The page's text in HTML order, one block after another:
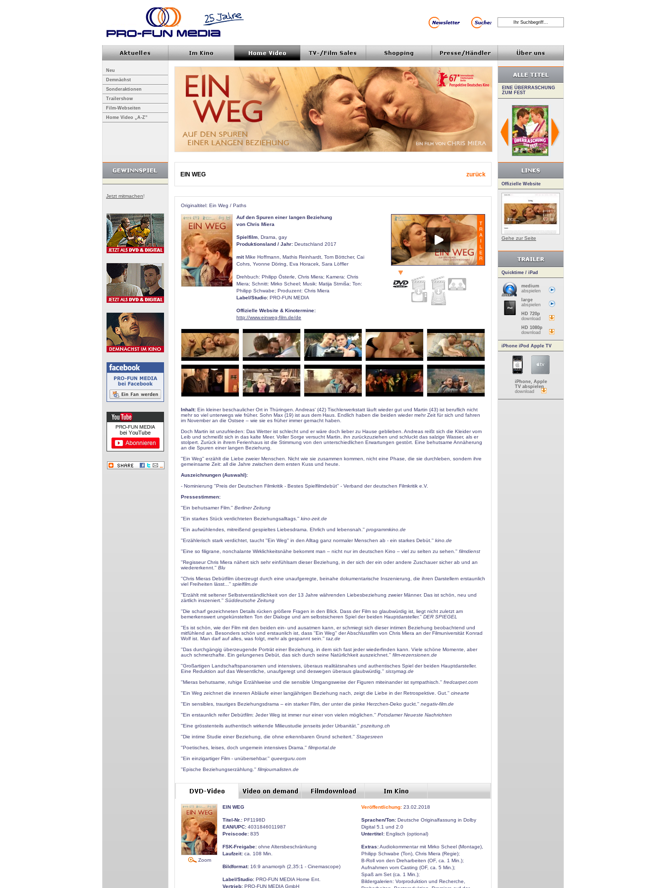
Neu
Demnächst
Sonderaktionen
Trailershow
Film-Webseiten
Home Video „A-Z”
Jetzt mitmachen!
EIN WEG zurück
Originaltitel: Ein Weg / Paths
Auf den Spuren einer langen Beziehung
von Chris Miera
Spielfilm , Drama, gay
Produktionsland / Jahr: Deutschland 2017
mitMike Hoffmann, Mathis Reinhardt, Tom Böttcher, Cai
Cohrs, Yvonne Döring, Eva Horacek, Sara Löffler
Drehbuch: Philipp Österle, Chris Miera; Kamera: Chris
Miera; Schnitt: Mirko Scheel; Musik: Matija Strniša; Ton:
Philipp Schwabe; Produzent: Chris Miera
Label/Studio: PRO-FUN MEDIA
Offizielle Website & Kinotermine:
http://www.einweg-film.de/de
Inhalt: Ein kleiner beschaulicher Ort in Thüringen. Andreas‘ (42) Tischlerwerkstatt läuft wieder gut und Martin (43) ist beruflich nicht
mehr so viel unterwegs wie früher. Sohn Max (19) ist aus dem Haus. Endlich haben die beiden wieder mehr Zeit für sich und fahren
im November an die Ostsee – wie sie es früher immer gemacht haben.
Doch Martin ist unzufrieden: Das Wetter ist schlecht und er wäre doch lieber zu Hause geblieben. Andreas reißt sich die Kleider vom
Leib und schmeißt sich in das kalte Meer. Voller Sorge versucht Martin, ihn zurückzuziehen und schluckt das salzige Wasser, als er
stolpert. Zurück in ihrem Ferienhaus ist die Stimmung von den unterschiedlichen Erwartungen gestört. Eine behutsame Annäherung
an die Spuren einer langen Beziehung.
''Ein Weg'' erzählt die Liebe zweier Menschen. Nicht wie sie zusammen kommen, nicht eine Phase, die sie durchleben, sondern ihre
gemeinsame Zeit: all die Jahre zwischen dem ersten Kuss und heute.
Auszeichnungen (Auswahl):
- Nominierung ''Preis der Deutschen Filmkritik - Bestes Spielfilmdebüt'' - Verband der deutschen Filmkritik e.V.
Pressestimmen:
''Ein behutsamer Film.'' Berliner Zeitung
''Ein starkes Stück verdichteten Beziehungsalltags.'' kino-zeit.de
''Ein aufwühlendes, mitreißend gespieltes Liebesdrama. Ehrlich und lebensnah.'' programmkino.de
''Erzählerisch stark verdichtet, taucht ''Ein Weg'' in den Alltag ganz normaler Menschen ab - ein starkes Debüt.'' kino.de
''Eine so filigrane, nonchalante Wirklichkeitsnähe bekommt man – nicht nur im deutschen Kino – viel zu selten zu sehen.'' filmdienst
''Regisseur Chris Miera nähert sich sehr einfühlsam dieser Beziehung, in der sich der ein oder andere Zuschauer sicher ab und an
wiedererkennt.'' Blu
''Chris Mieras Debütfilm überzeugt durch eine unaufgeregte, beinahe dokumentarische Inszenierung, die ihren Darstellern erstaunlich
viel Freiheiten lässt...'' spielfilm.de
''Erzählt mit seltener Selbstverständlichkeit von der 13 Jahre währenden Liebesbeziehung zweier Männer. Das ist schön, neu und
zärtlich inszeniert.'' Süddeutsche Zeitung
''Die scharf gezeichneten Details rücken größere Fragen in den Blick. Dass der Film so glaubwürdig ist, liegt nicht zuletzt am
bemerkenswert ungekünstelten Ton der Dialoge und am selbstsicheren Spiel der beiden Hauptdarsteller.'' DER SPIEGEL
''Es ist schön, wie der Film mit den beiden ein- und ausatmen kann, er schmiegt sich dieser intimen Beziehung beobachtend und
mitfühlend an. Besonders schön und erstaunlich ist, dass ''Ein Weg'' der Abschlussfilm von Chris Miera an der Filmuniversität Konrad
Wolf ist. Man darf auf alles, was folgt, mehr als gespannt sein.'' taz.de
''Das durchgängig überzeugende Porträt einer Beziehung, in dem sich fast jeder wiederfinden kann. Viele schöne Momente, aber
auch schmerzhafte. Ein gelungenes Debüt, das sich durch seine Natürlichkeit auszeichnet.'' film-rezensionen.de
''Großartigen Landschaftspanoramen und intensives, überaus realitätsnahes und authentisches Spiel der beiden Hauptdarsteller.
Eine Reduktion auf das Wesentliche, unaufgeregt und deswegen überaus glaubwürdig.'' sissymag.de
''Mieras behutsame, ruhige Erzählweise und die sensible Umgangsweise der Figuren miteinander ist sympathisch.'' fredcarpet.com
''Ein Weg zeichnet die inneren Abläufe einer langjährigen Beziehung nach, zeigt die Liebe in der Retrospektive. Gut.'' cinearte
''Ein sensibles, trauriges Beziehungsdrama – ein starker Film, der unter die pinke Herzchen-Deko guckt.'' negativ-film.de
''Ein erstaunlich reifer Debütfilm: Jeder Weg ist immer nur einer von vielen möglichen.'' Potsdamer Neueste Nachrichten
''Eine grösstenteils authentisch wirkende Milieustudie jenseits jeder Urbanität.'' pszeitung.ch
''Die intime Studie einer Beziehung, die ohne erkennbaren Grund scheitert.'' Stagesreen
''Poetisches, leises, doch ungemein intensives Drama.'' filmportal.de
''Ein einzigartiger Film - unübersehbar.'' queerguru.com
''Epische Beziehungserzählung.'' filmjournalisten.de
Zoom
EIN WEG
Titel-Nr.: PF1198D
EAN/UPC: 4031846011987
Preiscode: 835
FSK-Freigabe: ohne Altersbeschränkung
Laufzeit: ca. 108 Min.
Bildformat: 16:9 anamorph (2,35:1 - Cinemascope)
Label/Studio: PRO-FUN MEDIA Home Ent.
Vertrieb: PRO-FUN MEDIA GmbH
Veröffentlichung: 23.02.2018
Sprachen/Ton: Deutsche Originalfassung in Dolby
Digital 5.1 und 2.0
Untertitel: Englisch (optional)
Extras:Audiokommentar mit Mirko Scheel (Montage),
Philipp Schwabe (Ton), Chris Miera (Regie);
B-Roll von den Dreharbeiten (OF, ca. 1 Min.);
Aufnahmen vom Casting (OF, ca. 5 Min.);
Spaß am Set (ca. 1 Min.);
Bildergalerien: Vorproduktion und Recherche,
Offizielle Website
Gehe zur Seite
Quicktime / iPad
medium
abspielen
large
abspielen
HD 720p
download
HD 1080p
download
iPhone iPod Apple TV
iPhone, Apple
TV abspielen
download